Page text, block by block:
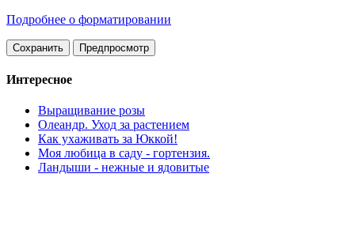
Подробнее о форматировании
Интересное
Выращивание розы
Олеандр. Уход за растением
Как ухаживать за Юккой!
Моя любица в саду - гортензия.
Ландыши - нежные и ядовитые